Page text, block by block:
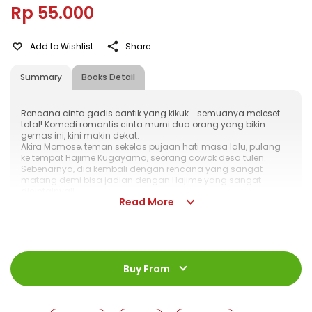
Rp 55.000
Summary Books Detail
Add to Wishlist Share
Rencana cinta gadis cantik yang kikuk... semuanya meleset
total! Komedi romantis cinta murni dua orang yang bikin
gemas ini, kini makin dekat.
Akira Momose, teman sekelas pujaan hati masa lalu, pulang
ke tempat Hajime Kugayama, seorang cowok desa tulen.
Sebenarnya, dia kembali dengan rencana yang sangat
matang demi bisa jadian dengan Hajime yang sangat
Tapi... kisah asmara antara Momose yang super kikuk dan
Read More
ISBN :
978-623-03-2005-7
208 halaman
Size
:
12 x 18
Buy From